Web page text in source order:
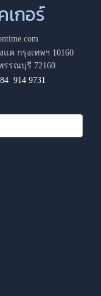
เกอร์
ค กรุงเทพฯ 10160
รรณบุรี 72160
914 9731